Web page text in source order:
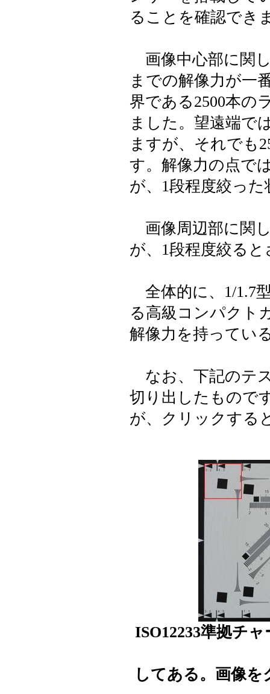
ることを確認でき
画像中心部に関
までの解像力が一
界である2500本の
ました。望遠端で
ますが、それでも
す。解像力の点で
が、1段程度絞っ
画像周辺部に関
が、1段程度絞る
全体的に、1/1.7
る高級コンパクト
解像力を持ってい
なお、下記のテ
切り出したもので
が、クリックする
ISO12233準拠チ
してある。画像